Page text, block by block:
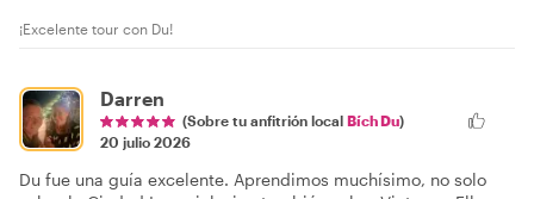
¡Excelente tour con Du!
Darren
(Sobre tu anfitrión local Bích Du)
20 julio 2026
Du fue una guía excelente. Aprendimos muchísimo, no solo